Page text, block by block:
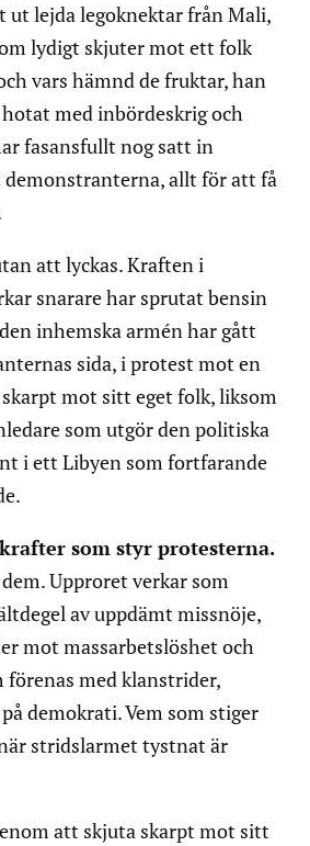
ut lejda legoknektar från Mali,
lydigt skjuter mot ett folk
vars hämnd de fruktar, han
med inbördeskrig och
fasansfullt nog satt in
allt för att få
att lyckas. Kraften i
snarare har sprutat bensin
inhemska armén har gått
sida, i protest mot en
mot sitt eget folk, liksom
som utgör den politiska
i ett Libyen som fortfarande
som styr protesterna.
Upproret verkar som
av uppdämt missnöje,
mot massarbetslöshet och
med klanstrider,
demokrati. Vem som stiger
stridslarmet tystnat är
att skjuta skarpt mot sitt